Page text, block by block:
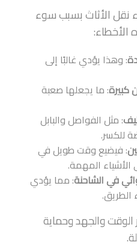
نقل الأثاث بسبب سوء
الأخطاء:
: وهذا يؤدي غالبًا إلى
كبيرة: ما يجعلها صعبة
: مثل الفواصل والبابل
للكسر.
: فيضيع وقت طويل في
الأشياء المهمة.
في الشاحنة: مما يؤدي
الطريق.
والجهد وحماية